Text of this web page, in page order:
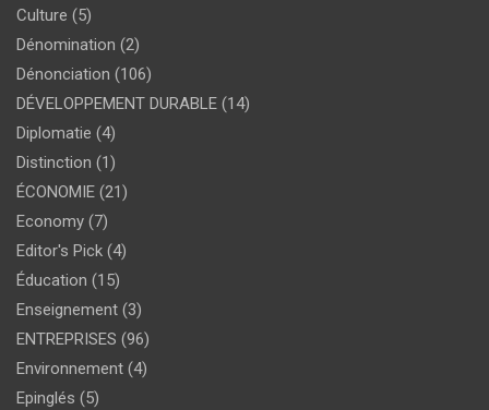
Culture (5)
Dénomination (2)
Dénonciation (106)
DÉVELOPPEMENT DURABLE (14)
Diplomatie (4)
Distinction (1)
ÉCONOMIE (21)
Economy (7)
Editor's Pick (4)
Éducation (15)
Enseignement (3)
ENTREPRISES (96)
Environnement (4)
Epinglés (5)